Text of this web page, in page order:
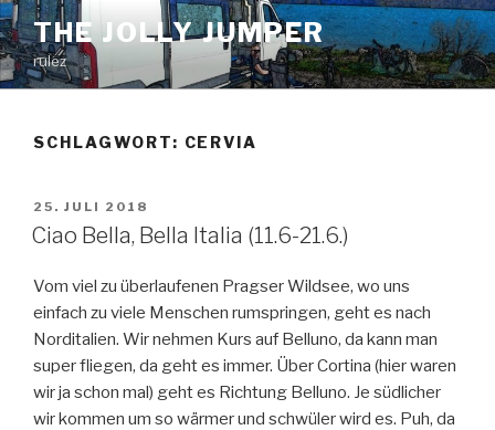
Zum
Inhalt
springen
THE JOLLY JUMPER
rulez
SCHLAGWORT: CERVIA
VERÖFFENTLICHT
AM
25. JULI 2018
Ciao Bella, Bella Italia (11.6-21.6.)
Vom viel zu überlaufenen Pragser Wildsee, wo uns
einfach zu viele Menschen rumspringen, geht es nach
Norditalien. Wir nehmen Kurs auf Belluno, da kann man
super fliegen, da geht es immer. Über Cortina (hier waren
wir ja schon mal) geht es Richtung Belluno. Je südlicher
wir kommen um so wärmer und schwüler wird es. Puh, da